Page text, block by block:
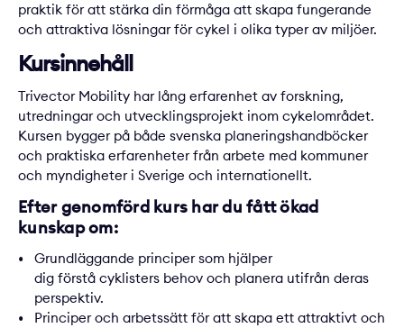
praktik för att stärka din förmåga att skapa fungerande
och attraktiva lösningar för cykel i olika typer av miljöer.
Kursinnehåll
Trivector Mobility har lång erfarenhet av forskning,
utredningar och utvecklingsprojekt inom cykelområdet.
Kursen bygger på både svenska planeringshandböcker
och praktiska erfarenheter från arbete med kommuner
och myndigheter i Sverige och internationellt.
Efter genomförd kurs har du fått ökad
kunskap om:
Grundläggande principer som hjälper
dig förstå cyklisters behov och planera utifrån deras
perspektiv.
Principer och arbetssätt för att skapa ett attraktivt och